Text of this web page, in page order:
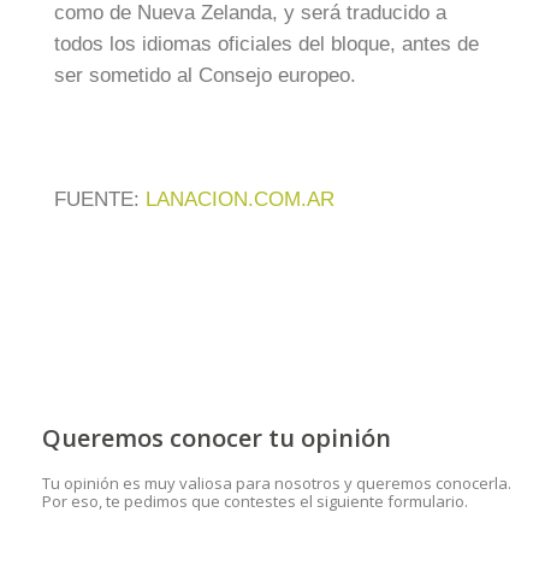
como de Nueva Zelanda, y será traducido a
todos los idiomas oficiales del bloque, antes de
ser sometido al Consejo europeo.
FUENTE: LANACION.COM.AR
Queremos conocer tu opinión
Tu opinión es muy valiosa para nosotros y queremos conocerla.
Por eso, te pedimos que contestes el siguiente formulario.